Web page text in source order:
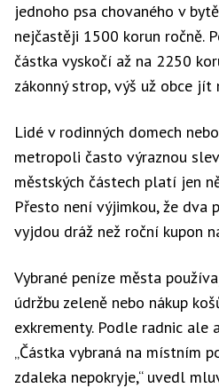
jednoho psa chovaného v
nejčastěji 1500 korun ročně.
částka vyskočí až na 2250
zákonný strop, výš už obce jít
Lidé v rodinných domech
metropoli často výraznou
městských částech platí jen
Přesto není výjimkou, že dva
vyjdou dráž než roční kupon
Vybrané peníze města
údržbu zeleně nebo nákup
exkrementy. Podle radnic ale
„Částka vybraná na místním
zdaleka nepokryje,“ uvedl